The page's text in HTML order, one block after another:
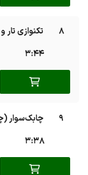
8
تکنوازی تار
3:44
9
چابک‌سوار
3:38